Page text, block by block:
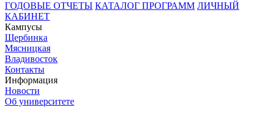
ГОДОВЫЕ ОТЧЕТЫ КАТАЛОГ ПРОГРАММ ЛИЧНЫЙ
КАБИНЕТ
Кампусы
Щербинка
Мясницкая
Владивосток
Контакты
Информация
Новости
Об университете